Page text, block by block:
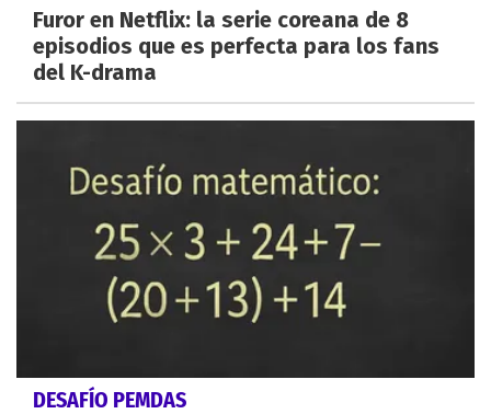
Furor en Netflix: la serie coreana de 8
episodios que es perfecta para los fans
del K-drama
DESAFÍO PEMDAS